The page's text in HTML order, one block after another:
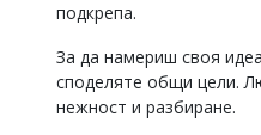
статиите
въвеждат
читателите
подкрепа.
За да намериш своя
споделяте общи цели.
нежност и разбиране.